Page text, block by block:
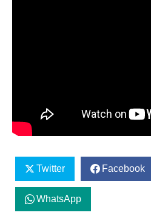
Twitter Facebook
WhatsApp